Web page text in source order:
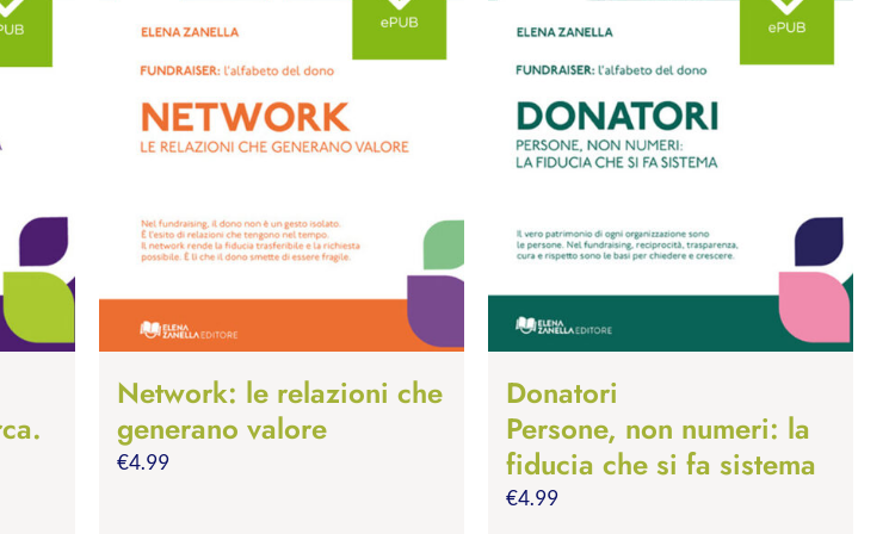
Network: le relazioni che
generano valore
€4.99
Donatori
Persone, non numeri: la
fiducia che si fa sistema
€4.99